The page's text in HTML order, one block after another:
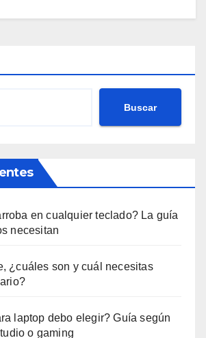
Buscar
en cualquier teclado? La guía
necesitan
¿cuáles son y cuál necesitas
laptop debo elegir? Guía según
o gaming